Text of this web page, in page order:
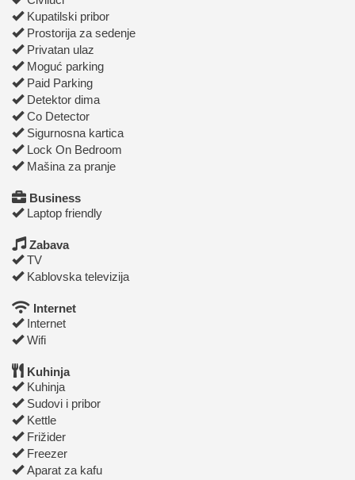
Kupatilski pribor
Prostorija za sedenje
Privatan ulaz
Moguć parking
Paid Parking
Detektor dima
Co Detector
Sigurnosna kartica
Lock On Bedroom
Mašina za pranje
Business
Laptop friendly
Zabava
TV
Kablovska televizija
Internet
Internet
Wifi
Kuhinja
Kuhinja
Sudovi i pribor
Kettle
Frižider
Freezer
Aparat za kafu